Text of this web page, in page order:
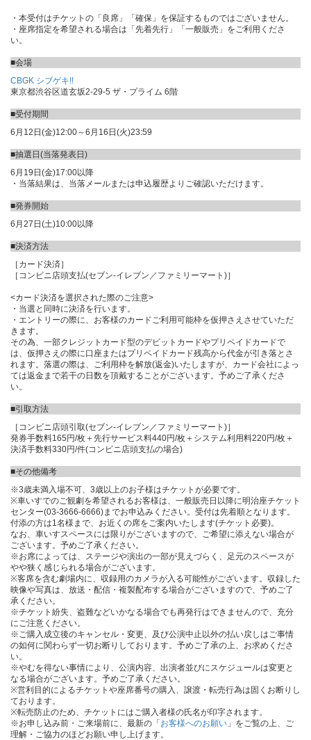
・本受付はチケットの「良席」「確保」を保証するものではございません。
・座席指定を希望される場合は「先着先行」「一般販売」をご利用くださ
い。
■会場
CBGK シブゲキ!!
東京都渋谷区道玄坂2-29-5 ザ・プライム 6階
■受付期間
6月12日(金)12:00～6月16日(火)23:59
■抽選日(当落発表日)
6月19日(金)17:00以降
・当落結果は、当落メールまたは申込履歴よりご確認いただけます。
■発券開始
6月27日(土)10:00以降
■決済方法
［カード決済］
［コンビニ店頭支払(セブン-イレブン／ファミリーマート)］
<カード決済を選択された際のご注意>
・当選と同時に決済を行います。
・エントリーの際に、お客様のカードご利用可能枠を仮押さえさせていただ
きます。
その為、一部クレジットカード型のデビットカードやプリペイドカードで
は、仮押さえの際に口座またはプリペイドカード残高から代金が引き落とさ
れます。落選の際は、ご利用枠を解放(返金)いたしますが、カード会社によっ
ては返金まで若干の日数を頂戴することがございます。予めご了承くださ
い。
■引取方法
［コンビニ店頭引取(セブン-イレブン／ファミリーマート)］
発券手数料165円/枚＋先行サービス料440円/枚＋システム利用料220円/枚＋
決済手数料330円/件(コンビニ店頭支払の場合)
■その他備考
※3歳未満入場不可、3歳以上のお子様はチケットが必要です。
※車いすでのご観劇を希望されるお客様は、一般販売日以降に明治座チケット
センター(03-3666-6666)までお申込みください。受付は先着順となります。
付添の方は1名様まで、お近くの席をご案内いたします(チケット必要)。
なお、車いすスペースには限りがございますので、ご希望に添えない場合が
ございます。予めご了承ください。
※お席によっては、ステージや演出の一部が見えづらく、足元のスペースが
やや狭く感じられる場合がございます。
※客席を含む劇場内に、収録用のカメラが入る可能性がございます。収録した
映像や写真は、放送・配信・複製配布する場合がございますので、予めご了
承ください。
※チケット紛失、盗難などいかなる場合でも再発行はできませんので、充分
にご注意ください。
※ご購入成立後のキャンセル・変更、及び公演中止以外の払い戻しはご事情
の如何に関わらず一切お断りしております。予めご了承の上、お求めくださ
い。
※やむを得ない事情により、公演内容、出演者並びにスケジュールは変更と
なる場合がございます。予めご了承ください。
※営利目的によるチケットや座席番号の購入、譲渡・転売行為は固くお断りし
ております。
※転売防止のため、チケットにはご購入者様の氏名が印字されます。
※お申し込み前・ご来場前に、最新の「お客様へのお願い 」をご覧の上、ご
理解・ご協力のほどお願い申し上げます。